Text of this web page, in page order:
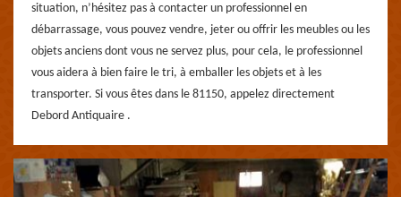
situation, n’hésitez pas à contacter un professionnel en
débarrassage, vous pouvez vendre, jeter ou offrir les meubles ou les
objets anciens dont vous ne servez plus, pour cela, le professionnel
vous aidera à bien faire le tri, à emballer les objets et à les
transporter. Si vous êtes dans le 81150, appelez directement
Debord Antiquaire .